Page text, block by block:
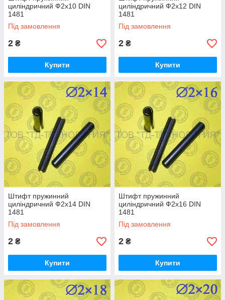
циліндричний Ф2х10 DIN
1481
Під замовлення
2 ₴
Купити
циліндричний Ф2х12 DIN
1481
Під замовлення
2 ₴
Купити
Штифт пружинний
циліндричний Ф2х14 DIN
1481
Під замовлення
2 ₴
Купити
Штифт пружинний
циліндричний Ф2х16 DIN
1481
Під замовлення
2 ₴
Купити